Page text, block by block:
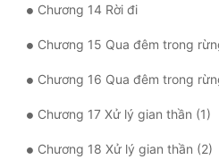
Chương 14 Rời đi
Chương 15 Qua đêm trong
Chương 16 Qua đêm trong
Chương 17 Xử lý gian thần (1)
Chương 18 Xử lý gian thần (2)